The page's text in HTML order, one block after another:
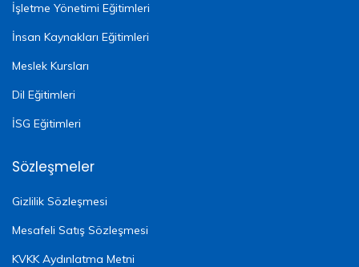
İşletme Yönetimi Eğitimleri
İnsan Kaynakları Eğitimleri
Meslek Kursları
Dil Eğitimleri
İSG Eğitimleri
Sözleşmeler
Gizlilik Sözleşmesi
Mesafeli Satış Sözleşmesi
KVKK Aydınlatma Metni